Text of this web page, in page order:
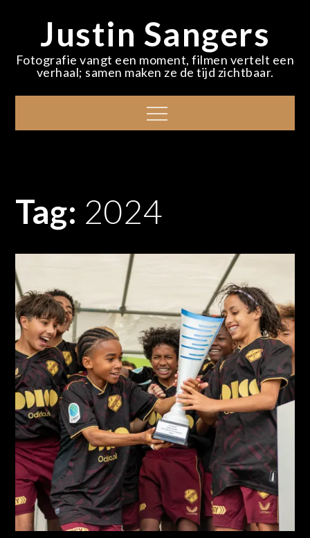
contentJustin Sangers
Fotografie vangt een moment, filmen vertelt een
verhaal; samen maken ze de tijd zichtbaar.
Menu
Tag: 2024